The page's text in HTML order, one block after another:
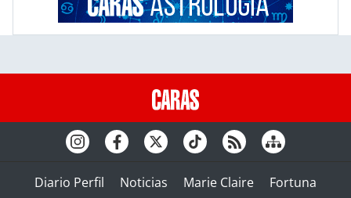
Diario Perfil Noticias Marie Claire
Fortuna